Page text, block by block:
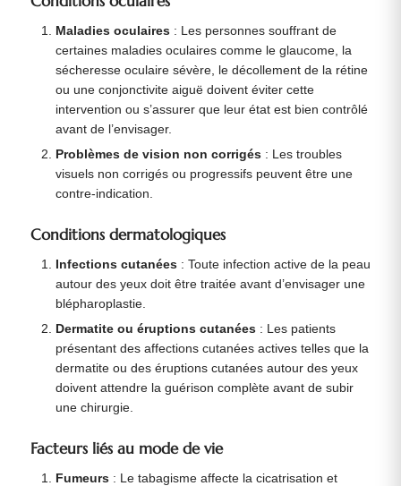
Maladies oculaires : Les personnes souffrant de
certaines maladies oculaires comme le glaucome, la
sécheresse oculaire sévère, le décollement de la rétine
ou une conjonctivite aiguë doivent éviter cette
intervention ou s’assurer que leur état est bien contrôlé
avant de l’envisager.
Problèmes de vision non corrigés : Les troubles
visuels non corrigés ou progressifs peuvent être une
contre-indication.
Conditions dermatologiques
Infections cutanées : Toute infection active de la peau
autour des yeux doit être traitée avant d’envisager une
blépharoplastie.
Dermatite ou éruptions cutanées : Les patients
présentant des affections cutanées actives telles que la
dermatite ou des éruptions cutanées autour des yeux
doivent attendre la guérison complète avant de subir
une chirurgie.
Facteurs liés au mode de vie
Fumeurs : Le tabagisme affecte la cicatrisation et